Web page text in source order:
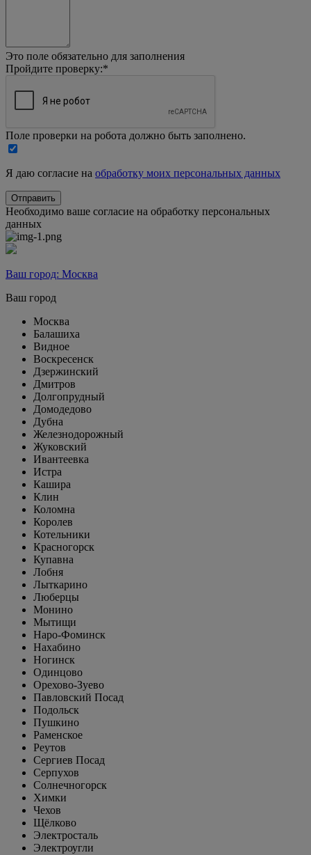
Это поле обязательно для заполнения
Пройдите проверку:*
Поле проверки на робота должно быть заполнено.
Я даю согласие на обработку моих персональных данных
Необходимо ваше согласие на обработку персональных
данных
Ваш город: Москва
Ваш город
Москва
Балашиха
Видное
Воскресенск
Дзержинский
Дмитров
Долгопрудный
Домодедово
Дубна
Железнодорожный
Жуковский
Ивантеевка
Истра
Кашира
Клин
Коломна
Королев
Котельники
Красногорск
Купавна
Лобня
Лыткарино
Люберцы
Монино
Мытищи
Наро-Фоминск
Нахабино
Ногинск
Одинцово
Орехово-Зуево
Павловский Посад
Подольск
Пушкино
Раменское
Реутов
Сергиев Посад
Серпухов
Солнечногорск
Химки
Чехов
Щёлково
Электросталь
Электроугли